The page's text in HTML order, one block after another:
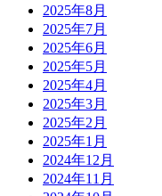
2025年8月
2025年7月
2025年6月
2025年5月
2025年4月
2025年3月
2025年2月
2025年1月
2024年12月
2024年11月